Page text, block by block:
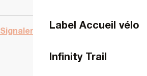
Label Accueil vélo
Infinity Trail
Signaler une erreur